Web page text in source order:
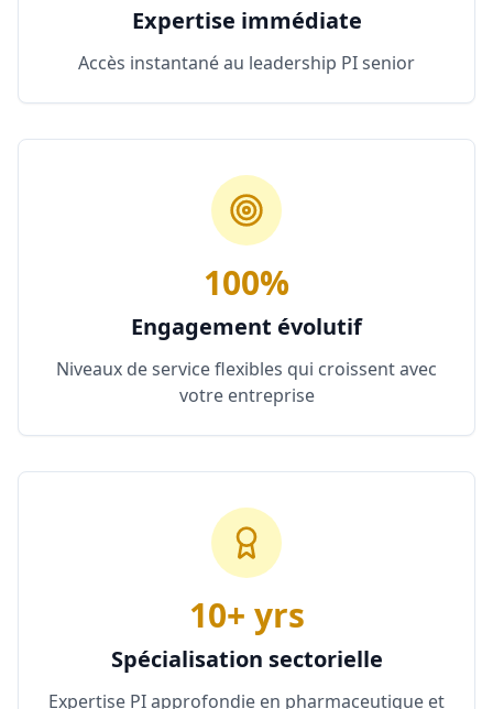
Expertise immédiate
Accès instantané au leadership PI senior
100%
Engagement évolutif
Niveaux de service flexibles qui croissent avec
votre entreprise
10+ yrs
Spécialisation sectorielle
Expertise PI approfondie en pharmaceutique et